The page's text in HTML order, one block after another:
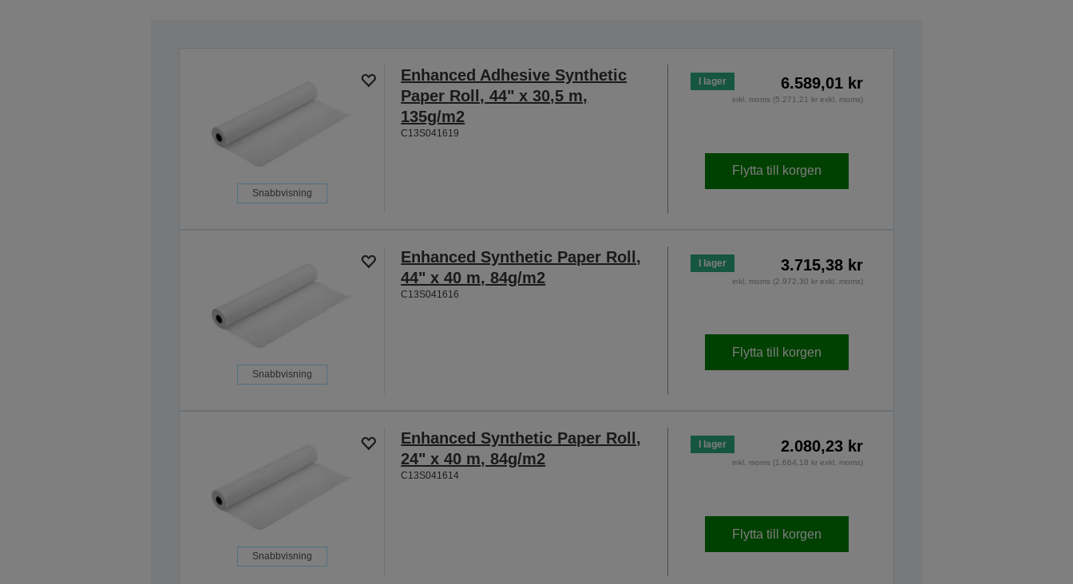
Snabbvisning
Enhanced Adhesive Synthetic
Paper Roll, 44" x 30,5 m,
135g/m2
C13S041619
I lager 6.589,01 kr
inkl. moms (5.271,21 kr exkl. moms)
Flytta till korgen
Snabbvisning
Enhanced Synthetic Paper Roll,
44" x 40 m, 84g/m2
C13S041616
I lager 3.715,38 kr
inkl. moms (2.972,30 kr exkl. moms)
Flytta till korgen
Snabbvisning
Enhanced Synthetic Paper Roll,
24" x 40 m, 84g/m2
C13S041614
I lager 2.080,23 kr
inkl. moms (1.664,18 kr exkl. moms)
Flytta till korgen